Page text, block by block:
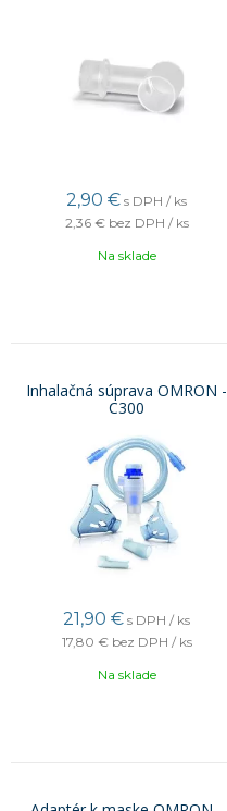
2,90 € s DPH / ks
2,36 € bez DPH / ks
Na sklade
Inhalačná súprava OMRON -
C300
21,90 € s DPH / ks
17,80 € bez DPH / ks
Na sklade